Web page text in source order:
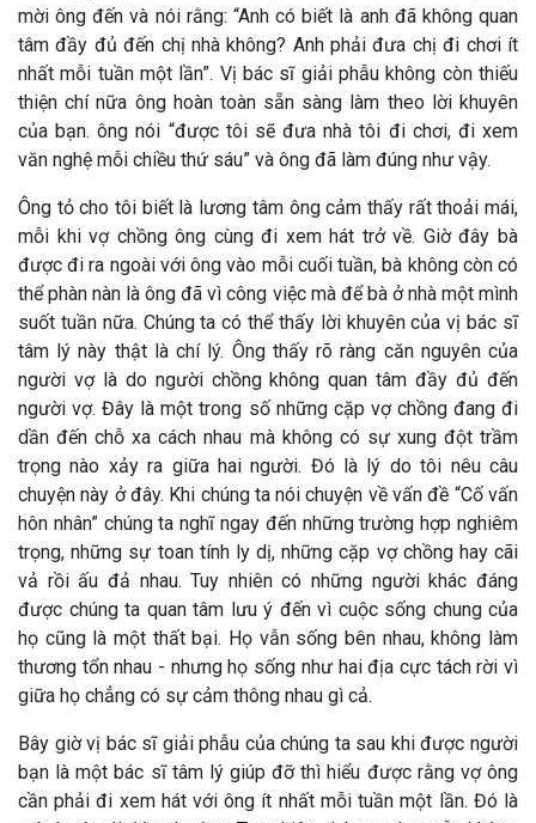
mời ông đến và nói rằng: “Anh có biết là anh đã không quan
tâm đầy đủ đến chị nhà không? Anh phải đưa chị đi chơi ít
nhất mỗi tuần một lần”. Vị bác sĩ giải phẫu không còn thiếu
thiện chí nữa ông hoàn toàn sẵn sàng làm theo lời khuyên
của bạn. ông nói “được tôi sẽ đưa nhà tôi đi chơi, đi xem
văn nghệ mỗi chiều thứ sáu” và ông đã làm đúng như vậy.
Ông tỏ cho tôi biết là lương tâm ông cảm thấy rất thoải mái,
mỗi khi vợ chồng ông cùng đi xem hát trở về. Giờ đây bà
được đi ra ngoài với ông vào mỗi cuối tuần, bà không còn có
thể phàn nàn là ông đã vì công việc mà để bà ở nhà một mình
suốt tuần nữa. Chúng ta có thể thấy lời khuyên của vị bác sĩ
tâm lý này thật là chí lý. Ông thấy rõ ràng căn nguyên của
người vợ là do người chồng không quan tâm đầy đủ đến
người vợ. Đây là một trong số những cặp vợ chồng đang đi
dần đến chỗ xa cách nhau mà không có sự xung đột trầm
trọng nào xảy ra giữa hai người. Đó là lý do tôi nêu câu
chuyện này ở đây. Khi chúng ta nói chuyện về vấn đề “Cố vấn
hôn nhân” chúng ta nghĩ ngay đến những trường hợp nghiêm
trọng, những sự toan tính ly dị, những cặp vợ chồng hay cãi
vả rồi ấu đả nhau. Tuy nhiên có những người khác đáng
được chúng ta quan tâm lưu ý đến vì cuộc sống chung của
họ cũng là một thất bại. Họ vẫn sống bên nhau, không làm
thương tổn nhau - nhưng họ sống như hai địa cực tách rời vì
giữa họ chẳng có sự cảm thông nhau gì cả.
Bây giờ vị bác sĩ giải phẫu của chúng ta sau khi được người
bạn là một bác sĩ tâm lý giúp đỡ thì hiểu được rằng vợ ông
cần phải đi xem hát với ông ít nhất mỗi tuần một lần. Đó là